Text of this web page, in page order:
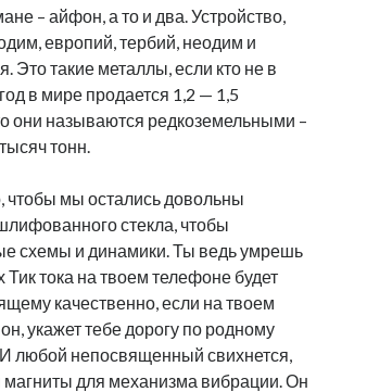
– айфон, а то и два. Устройство,
европий, тербий, неодим и
Это такие металлы, если кто не в
в мире продается 1,2 — 1,5
они называются редкоземельными –
тонн.
чтобы мы остались довольны
стекла, чтобы
схемы и динамики. Ты ведь умрешь
Тик тока на твоем телефоне будет
качественно, если на твоем
укажет тебе дорогу по родному
И любой непосвященный свихнется,
магниты для механизма вибрации. Он